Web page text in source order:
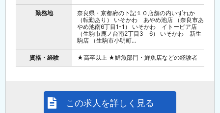
勤務地
奈良県・京都府の下記１０店舗の内いずれか
（転勤あり） いそかわ あやめ池店 （奈良市あ
やめ池南6丁目1-1） いそかわ イトーピア店
（生駒市鹿ノ台南2丁目3－6） いそかわ 新生
駒店 （生駒市小明町...
資格・経験 ★高卒以上 ★鮮魚部門・鮮魚店などの経験者
この求人を詳しく見る